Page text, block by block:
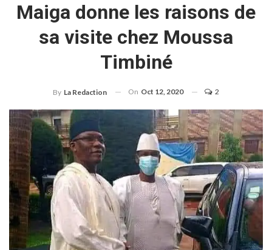
Maiga donne les raisons de
sa visite chez Moussa
Timbiné
By La Redaction On Oct 12, 2020 2